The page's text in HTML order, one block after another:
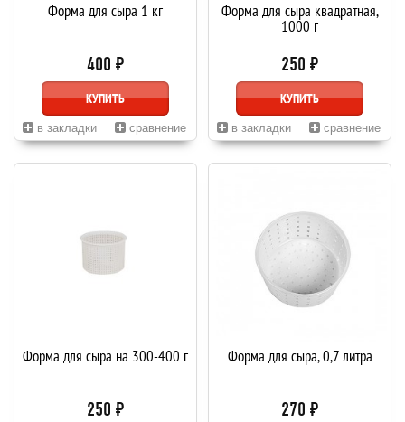
Форма для сыра 1 кг
400 ₽
КУПИТЬ
в закладки сравнение
Форма для сыра квадратная,
1000 г
250 ₽
КУПИТЬ
в закладки сравнение
Форма для сыра на 300-400 г
250 ₽
Форма для сыра, 0,7 литра
270 ₽